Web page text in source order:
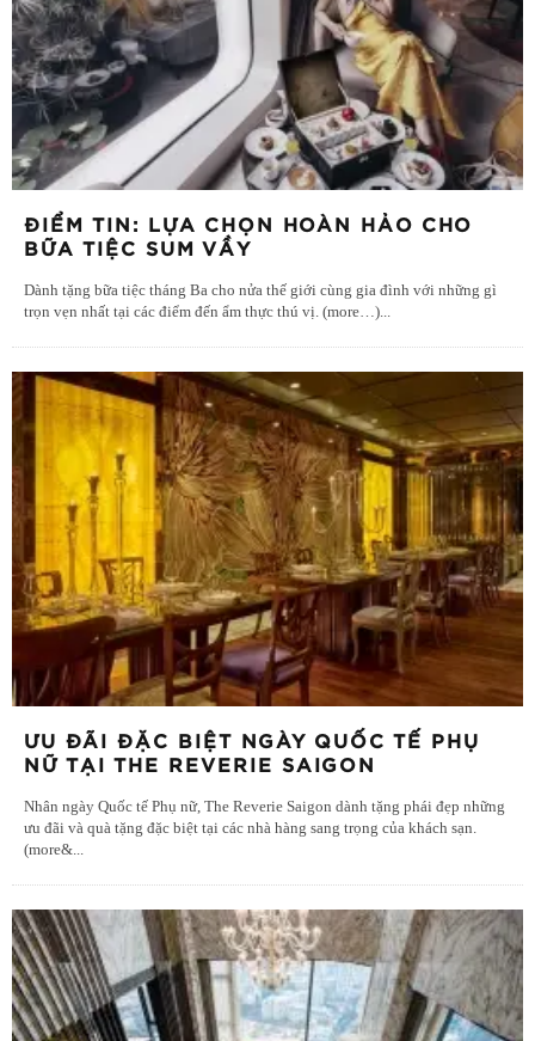
ĐIỂM TIN: LỰA CHỌN HOÀN HẢO CHO
BỮA TIỆC SUM VẦY
Dành tặng bữa tiệc tháng Ba cho nửa thế giới cùng gia đình với những gì
trọn vẹn nhất tại các điểm đến ẩm thực thú vị. (more…)...
ƯU ĐÃI ĐẶC BIỆT NGÀY QUỐC TẾ PHỤ
NỮ TẠI THE REVERIE SAIGON
Nhân ngày Quốc tế Phụ nữ, The Reverie Saigon dành tặng phái đẹp những
ưu đãi và quà tặng đặc biệt tại các nhà hàng sang trọng của khách sạn.
(more&...